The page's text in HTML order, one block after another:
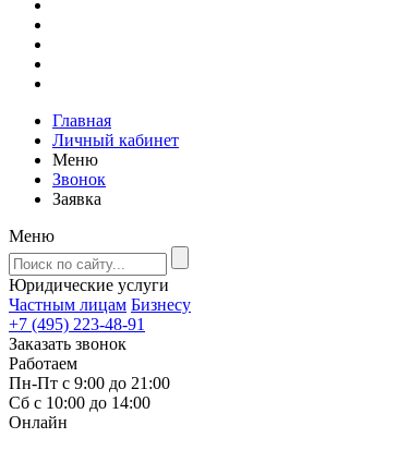
Главная
Личный кабинет
Меню
Звонок
Заявка
Меню
Юридические услуги
Частным лицам Бизнесу
+7 (495) 223-48-91
Заказать звонок
Работаем
Пн-Пт с 9:00 до 21:00
Сб с 10:00 до 14:00
Онлайн